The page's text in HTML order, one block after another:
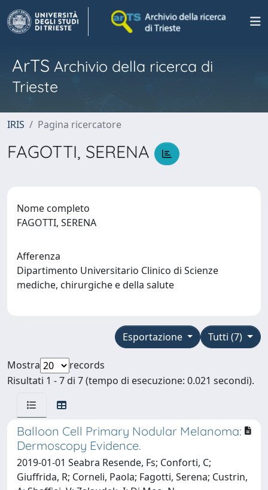
ArTS Archivio della ricerca di
Trieste
IRIS Pagina ricercatore
FAGOTTI, SERENA
Nome completo
FAGOTTI, SERENA
Afferenza
Dipartimento Universitario Clinico di Scienze
mediche, chirurgiche e della salute
Tutti (7)
Esportazione
Mostra
records
Risultati 1 - 7 di 7 (tempo di esecuzione: 0.021 secondi).
Balloon Cell Primary Nodular Melanoma:
Dermoscopy Evidence.
2019-01-01 Seabra Resende, Fs; Conforti, C;
Giuffrida, R; Corneli, Paola; Fagotti, Serena; Custrin,